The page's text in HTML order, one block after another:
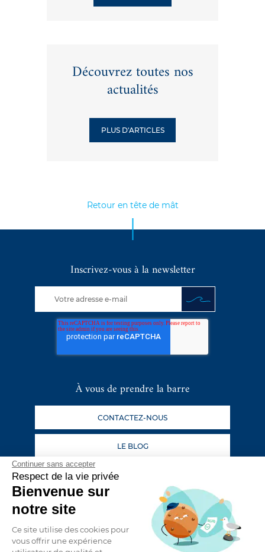
Continuer sans accepter
Respect de la vie privée
Bienvenue sur
notre site
Ce site utilise des cookies pour
vous offrir une expérience
Découvrez toutes nos
actualités
PLUS D'ARTICLES
Inscrivez-vous à la newsletter
À vous de prendre la barre
CONTACTEZ-NOUS
LE BLOG
Suivez nos aventures
Retour en tête de mât